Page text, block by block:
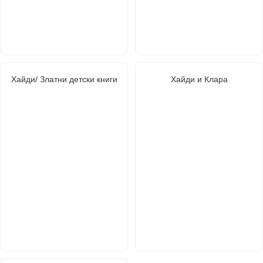
Хайди/ Златни детски книги Хайди и Клара